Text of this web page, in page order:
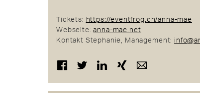
Tickets:https://eventfrog.ch/anna-mae
Webseite:anna-mae.net
Kontakt Stephanie, Management:
Facebook
Twitter LinkedInXing